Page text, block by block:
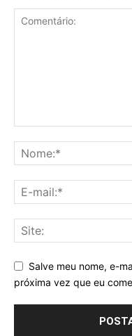
Salve meu nome, e-
próxima vez que eu